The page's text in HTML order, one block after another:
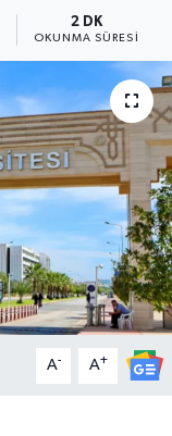
2 DK
OKUNMA SÜRESI
A- A+